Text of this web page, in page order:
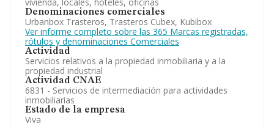
Denominaciones comerciales
Urbanbox Trasteros, Trasteros Cubex, Kubibox
Ver informe completo sobre las 365 Marcas registradas,
rótulos y denominaciones Comerciales
Actividad
Servicios relativos a la propiedad inmobiliaria y a la
propiedad industrial
Actividad CNAE
6831 - Servicios de intermediación para actividades
inmobiliarias
Estado de la empresa
Viva